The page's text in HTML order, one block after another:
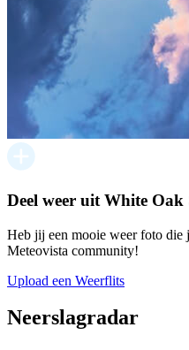
Deel weer uit White
Heb jij een mooie weer foto
Meteovista community!
Upload een Weerflits
Neerslagradar